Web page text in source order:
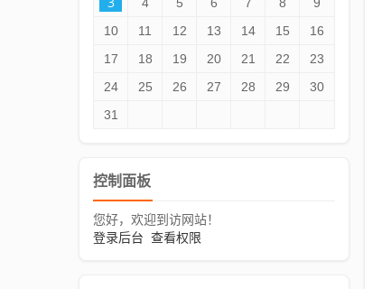
10
11 12 13 14 15
16
17
18 19 20 21 22
23
24
25 26 27 28 29
30
31
控制面板
您好，欢迎到访网站！
登录后台 查看权限